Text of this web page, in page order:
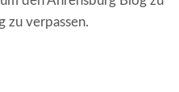
zu verpassen.